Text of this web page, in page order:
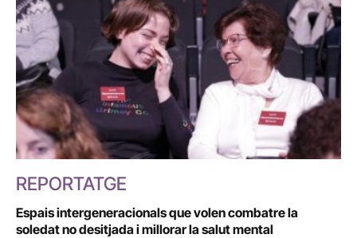
REPORTATGE
Espais intergeneracionals que volen combatre la
soledat no desitjada i millorar la salut mental